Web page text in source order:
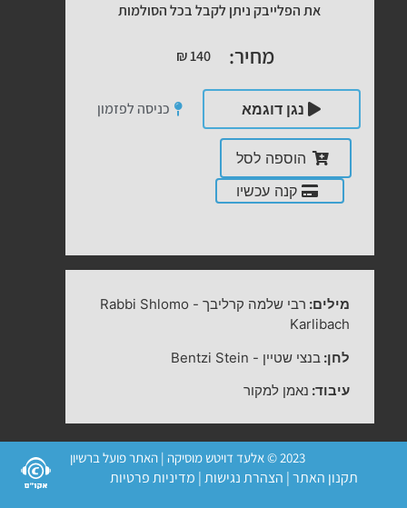
את הפלייבק ניתן לקבל בכל הסולמות
מחיר: ₪140
נגן דוגמא כניסה לפזמון
הוספה לסל
קנה עכשיו
מילים: רבי שלמה קרליבך -
Rabbi Shlomo
Karlibach
לחן:בנצי שטיין -
Bentzi Stein
עיבוד: נאמן למקור
2023 © אלעד דויטש מוסיקה | האתר פועל ברשיון
תקנון האתר| הצהרת נגישות| מדיניות פרטיות